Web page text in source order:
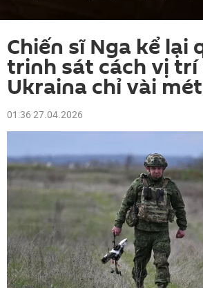
Chiến sĩ Nga kể lại
trinh sát cách vị trí
Ukraina chỉ vài mét
01:36 27.04.2026